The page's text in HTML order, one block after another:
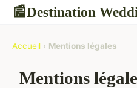
📰Destination
Accueil › Mentions légales
Mentions